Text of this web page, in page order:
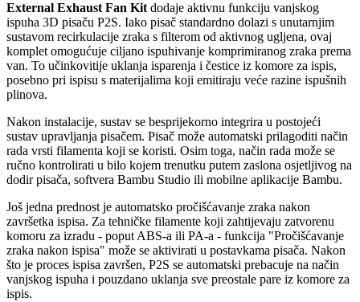
External Exhaust Fan Kit dodaje aktivnu funkciju vanjskog
ispuha 3D pisaču P2S. Iako pisač standardno dolazi s unutarnjim
sustavom recirkulacije zraka s filterom od aktivnog ugljena, ovaj
komplet omogućuje ciljano ispuhivanje komprimiranog zraka prema
van. To učinkovitije uklanja isparenja i čestice iz komore za ispis,
posebno pri ispisu s materijalima koji emitiraju veće razine ispušnih
plinova.
Nakon instalacije, sustav se besprijekorno integrira u postojeći
sustav upravljanja pisačem. Pisač može automatski prilagoditi način
rada vrsti filamenta koji se koristi. Osim toga, način rada može se
ručno kontrolirati u bilo kojem trenutku putem zaslona osjetljivog na
dodir pisača, softvera Bambu Studio ili mobilne aplikacije Bambu.
Još jedna prednost je automatsko pročišćavanje zraka nakon
završetka ispisa. Za tehničke filamente koji zahtijevaju zatvorenu
komoru za izradu - poput ABS-a ili PA-a - funkcija "Pročišćavanje
zraka nakon ispisa" može se aktivirati u postavkama pisača. Nakon
što je proces ispisa završen, P2S se automatski prebacuje na način
vanjskog ispuha i pouzdano uklanja sve preostale pare iz komore za
ispis.